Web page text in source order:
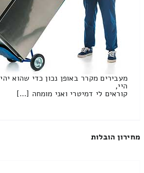
מעבירים מקרר באופן נכון כדי שהוא
היי,
קוראים לי דמיטרי ואני מומחה […]
מחירון הובלות